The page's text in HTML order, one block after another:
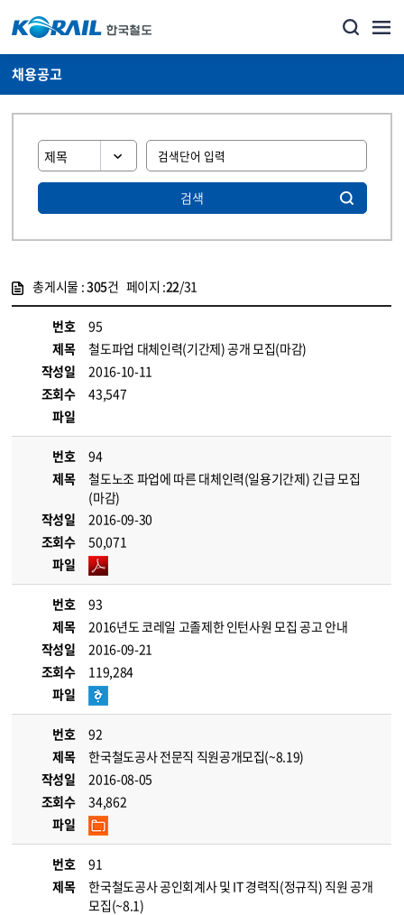
채용공고
검색
총게시물 :305건 페이지 :22/31
번호
95
제목
철도파업 대체인력(기간제) 공개 모집(마감)
작성일
2016-10-11
조회수
43,547
파일
번호
94
제목
철도노조 파업에 따른 대체인력(일용기간제) 긴급 모집
(마감)
작성일
2016-09-30
조회수
50,071
파일
번호
93
제목
2016년도 코레일 고졸제한 인턴사원 모집 공고 안내
작성일
2016-09-21
조회수
119,284
파일
번호
92
제목
한국철도공사 전문직 직원공개모집(~8.19)
작성일
2016-08-05
조회수
34,862
파일
번호
91
제목
한국철도공사 공인회계사 및 IT 경력직(정규직) 직원 공개
모집(~8.1)